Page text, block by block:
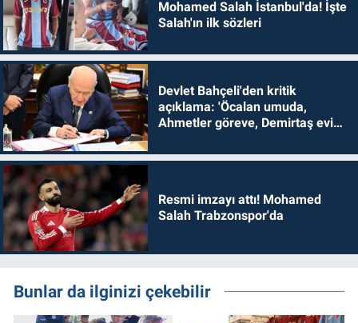
Mohamed Salah İstanbul'da! İşte
Salah'ın ilk sözleri
Devlet Bahçeli'den kritik
açıklama: 'Öcalan umuda,
Ahmetler göreve, Demirtaş evine
Resmi imzayı attı! Mohamed
Salah Trabzonspor'da
Bunlar da ilginizi çekebilir